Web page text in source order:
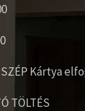
Kártya
TÖLTÉS